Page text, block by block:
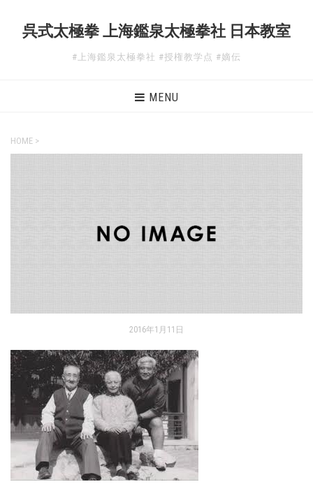
呉式太極拳 上海鑑泉太極拳社 日本教室
#上海鑑泉太極拳社 #授権教学点 #嫡伝
MENU
HOME >
2016年1月11日